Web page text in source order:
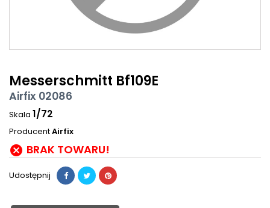
Messerschmitt Bf109E
Airfix 02086
Skala 1/72
ProducentAirfix
 BRAK TOWARU!
Udostępnij